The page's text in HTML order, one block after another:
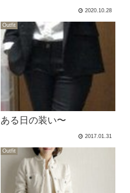
2020.10.28
Outfit
ある日の装い〜
2017.01.31
Outfit